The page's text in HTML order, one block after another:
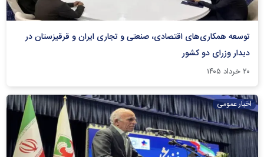
توسعه همکاری‌های اقتصادی، صنعتی و تجاری ایران و قرقیزستان در
دیدار وزرای دو کشور
۲۰ خرداد ۱۴۰۵
اخبار عمومی